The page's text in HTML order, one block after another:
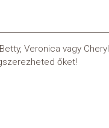
Veronica vagy Cheryl
őket!